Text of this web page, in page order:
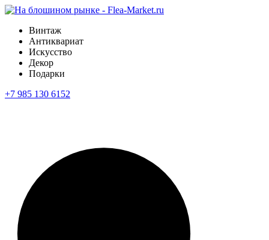
Винтаж
Антиквариат
Искусство
Декор
Подарки
+7 985 130 6152